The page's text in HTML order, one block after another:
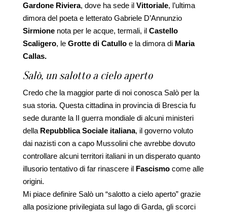
Gardone Riviera, dove ha sede il Vittoriale, l’ultima
dimora del poeta e letterato Gabriele D’Annunzio
Sirmionenota per le acque, termali, ilCastello
Scaligero, le Grotte di Catulloe la dimora di Maria
Callas.
Salò, un salotto a cielo aperto
Credo che la maggior parte di noi conosca Salò per la
sua storia. Questa cittadina in provincia di Brescia fu
sede durante la II guerra mondiale di alcuni ministeri
della Repubblica Sociale italiana, il governo voluto
dai nazisti con a capo Mussolini che avrebbe dovuto
controllare alcuni territori italiani in un disperato quanto
illusorio tentativo di far rinascere il Fascismocome alle
origini.
Mi piace definire Salò un “salotto a cielo aperto” grazie
alla posizione privilegiata sul lago di Garda, gli scorci